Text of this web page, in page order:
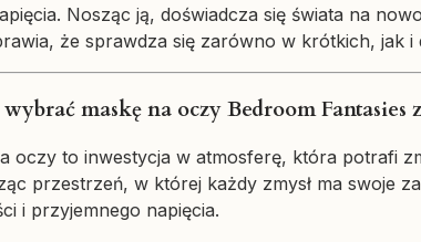
Nosząc ją, doświadcza się świata na
że sprawdza się zarówno w krótkich, jak
maskę na oczy Bedroom
oczy to inwestycja w atmosferę, która potrafi
przestrzeń, w której każdy zmysł ma swoje
i przyjemnego napięcia.